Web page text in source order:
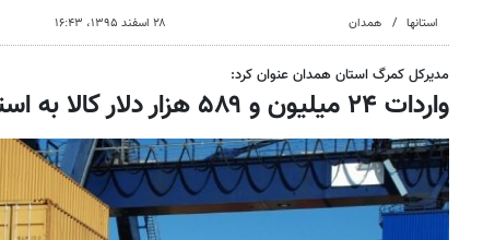
استانها همدان ۲۸ اسفند ۱۳۹۵، ۱۶:۴۳
مدیرکل کمرگ استان همدان عنوان کرد:
واردات ۲۴ میلیون و ۵۸۹ هزار دلار کالا به استان همدان